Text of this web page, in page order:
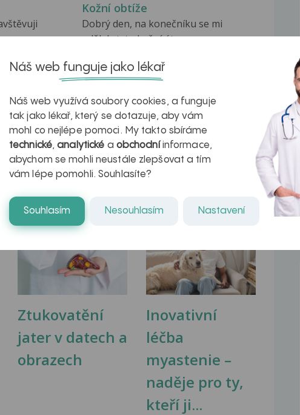
Kožní obtíže
Dobrý den, na konečníku se mi
udělaly tyto kožní útvary,...
zeptat zda-li
Nevzhledné útvary
Dobrý den, mám dotaz na kožního
o radu-
Kožní výrustky kolem konečníku
Dobrý den. Mám truchu citlivý dotaz.
U konečníku se...
Ztukovatění
jater v datech a
obrazech
Jak na zdravá játra?
Inovativní
léčba
myastenie –
naděje pro ty,
kteří ji...
Náš web funguje jako lékař
Náš web využívá soubory cookies, a funguje
tak jako lékař, který se dotazuje, aby vám
mohl co nejlépe pomoci. My takto sbíráme
technické,analytické a obchodníinformace,
abychom se mohli neustále zlepšovat a tím
vám lépe pomohli. Souhlasíte?
Souhlasím Nesouhlasím Nastavení